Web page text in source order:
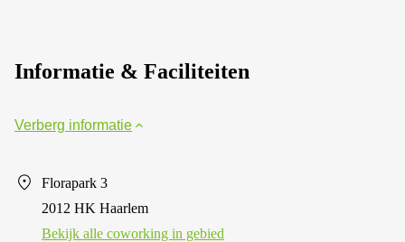
Informatie & Faciliteiten
Verberg informatie
Florapark 3
2012 HK Haarlem
Bekijk alle сoworking in gebied